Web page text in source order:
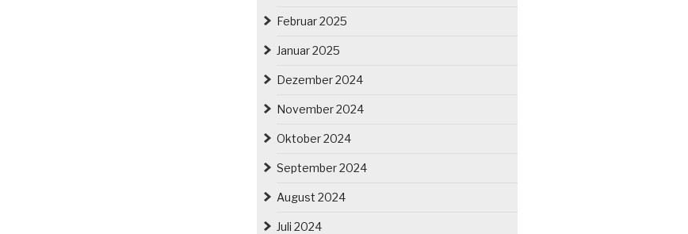
Februar 2025
Januar 2025
Dezember 2024
November 2024
Oktober 2024
September 2024
August 2024
Juli 2024